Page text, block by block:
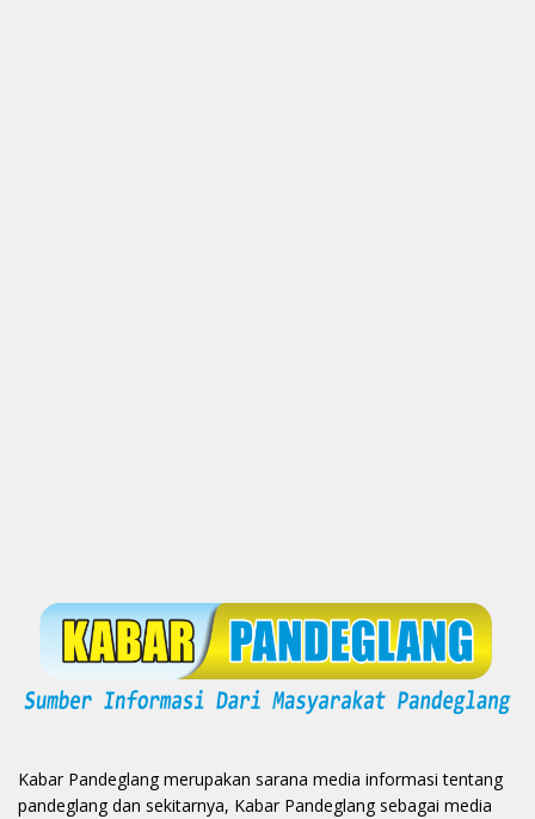
Kabar Pandeglang merupakan sarana media informasi tentang
pandeglang dan sekitarnya, Kabar Pandeglang sebagai media